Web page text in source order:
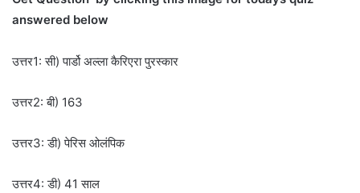
answered below
उत्तर1: सी) पार्डो अल्ला कैरिएरा पुरस्कार
उत्तर2: बी) 163
उत्तर3: डी) पेरिस ओलंपिक
उत्तर4: डी) 41 साल